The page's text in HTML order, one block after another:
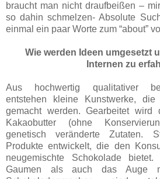
braucht man nicht draufbeißen –
so dahin schmelzen- Absolute
einmal ein paar Worte zum “about”
Wie werden Ideen umgesetzt
Internen zu
Aus hochwertig qualitativer
entstehen kleine Kunstwerke,
gemacht werden. Gearbeitet
Kakaobutter (ohne
genetisch veränderte Zutaten.
Produkte entwickelt, die den
neugemischte Schokolade
Gaumen als auch das Auge